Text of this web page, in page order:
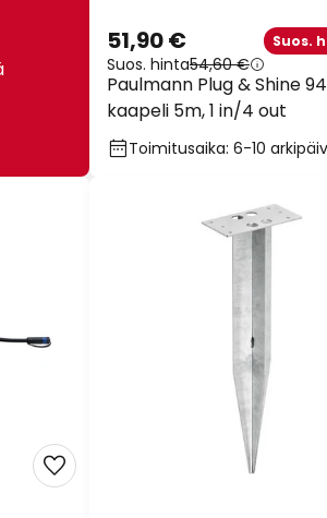
Paulmann Plug & Shine
kaapeli 5m, 1 in/4 out
51,90 € Suos.
Suos. hinta54,60 €
Toimitusaika: 6-10